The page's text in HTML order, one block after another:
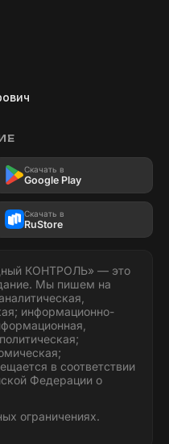
Скачать в
Google Play
Скачать в
RuStore
КОНТРОЛЬ» — это
Мы пишем на
информационно-
в соответствии
Федерации о
ограничениях.